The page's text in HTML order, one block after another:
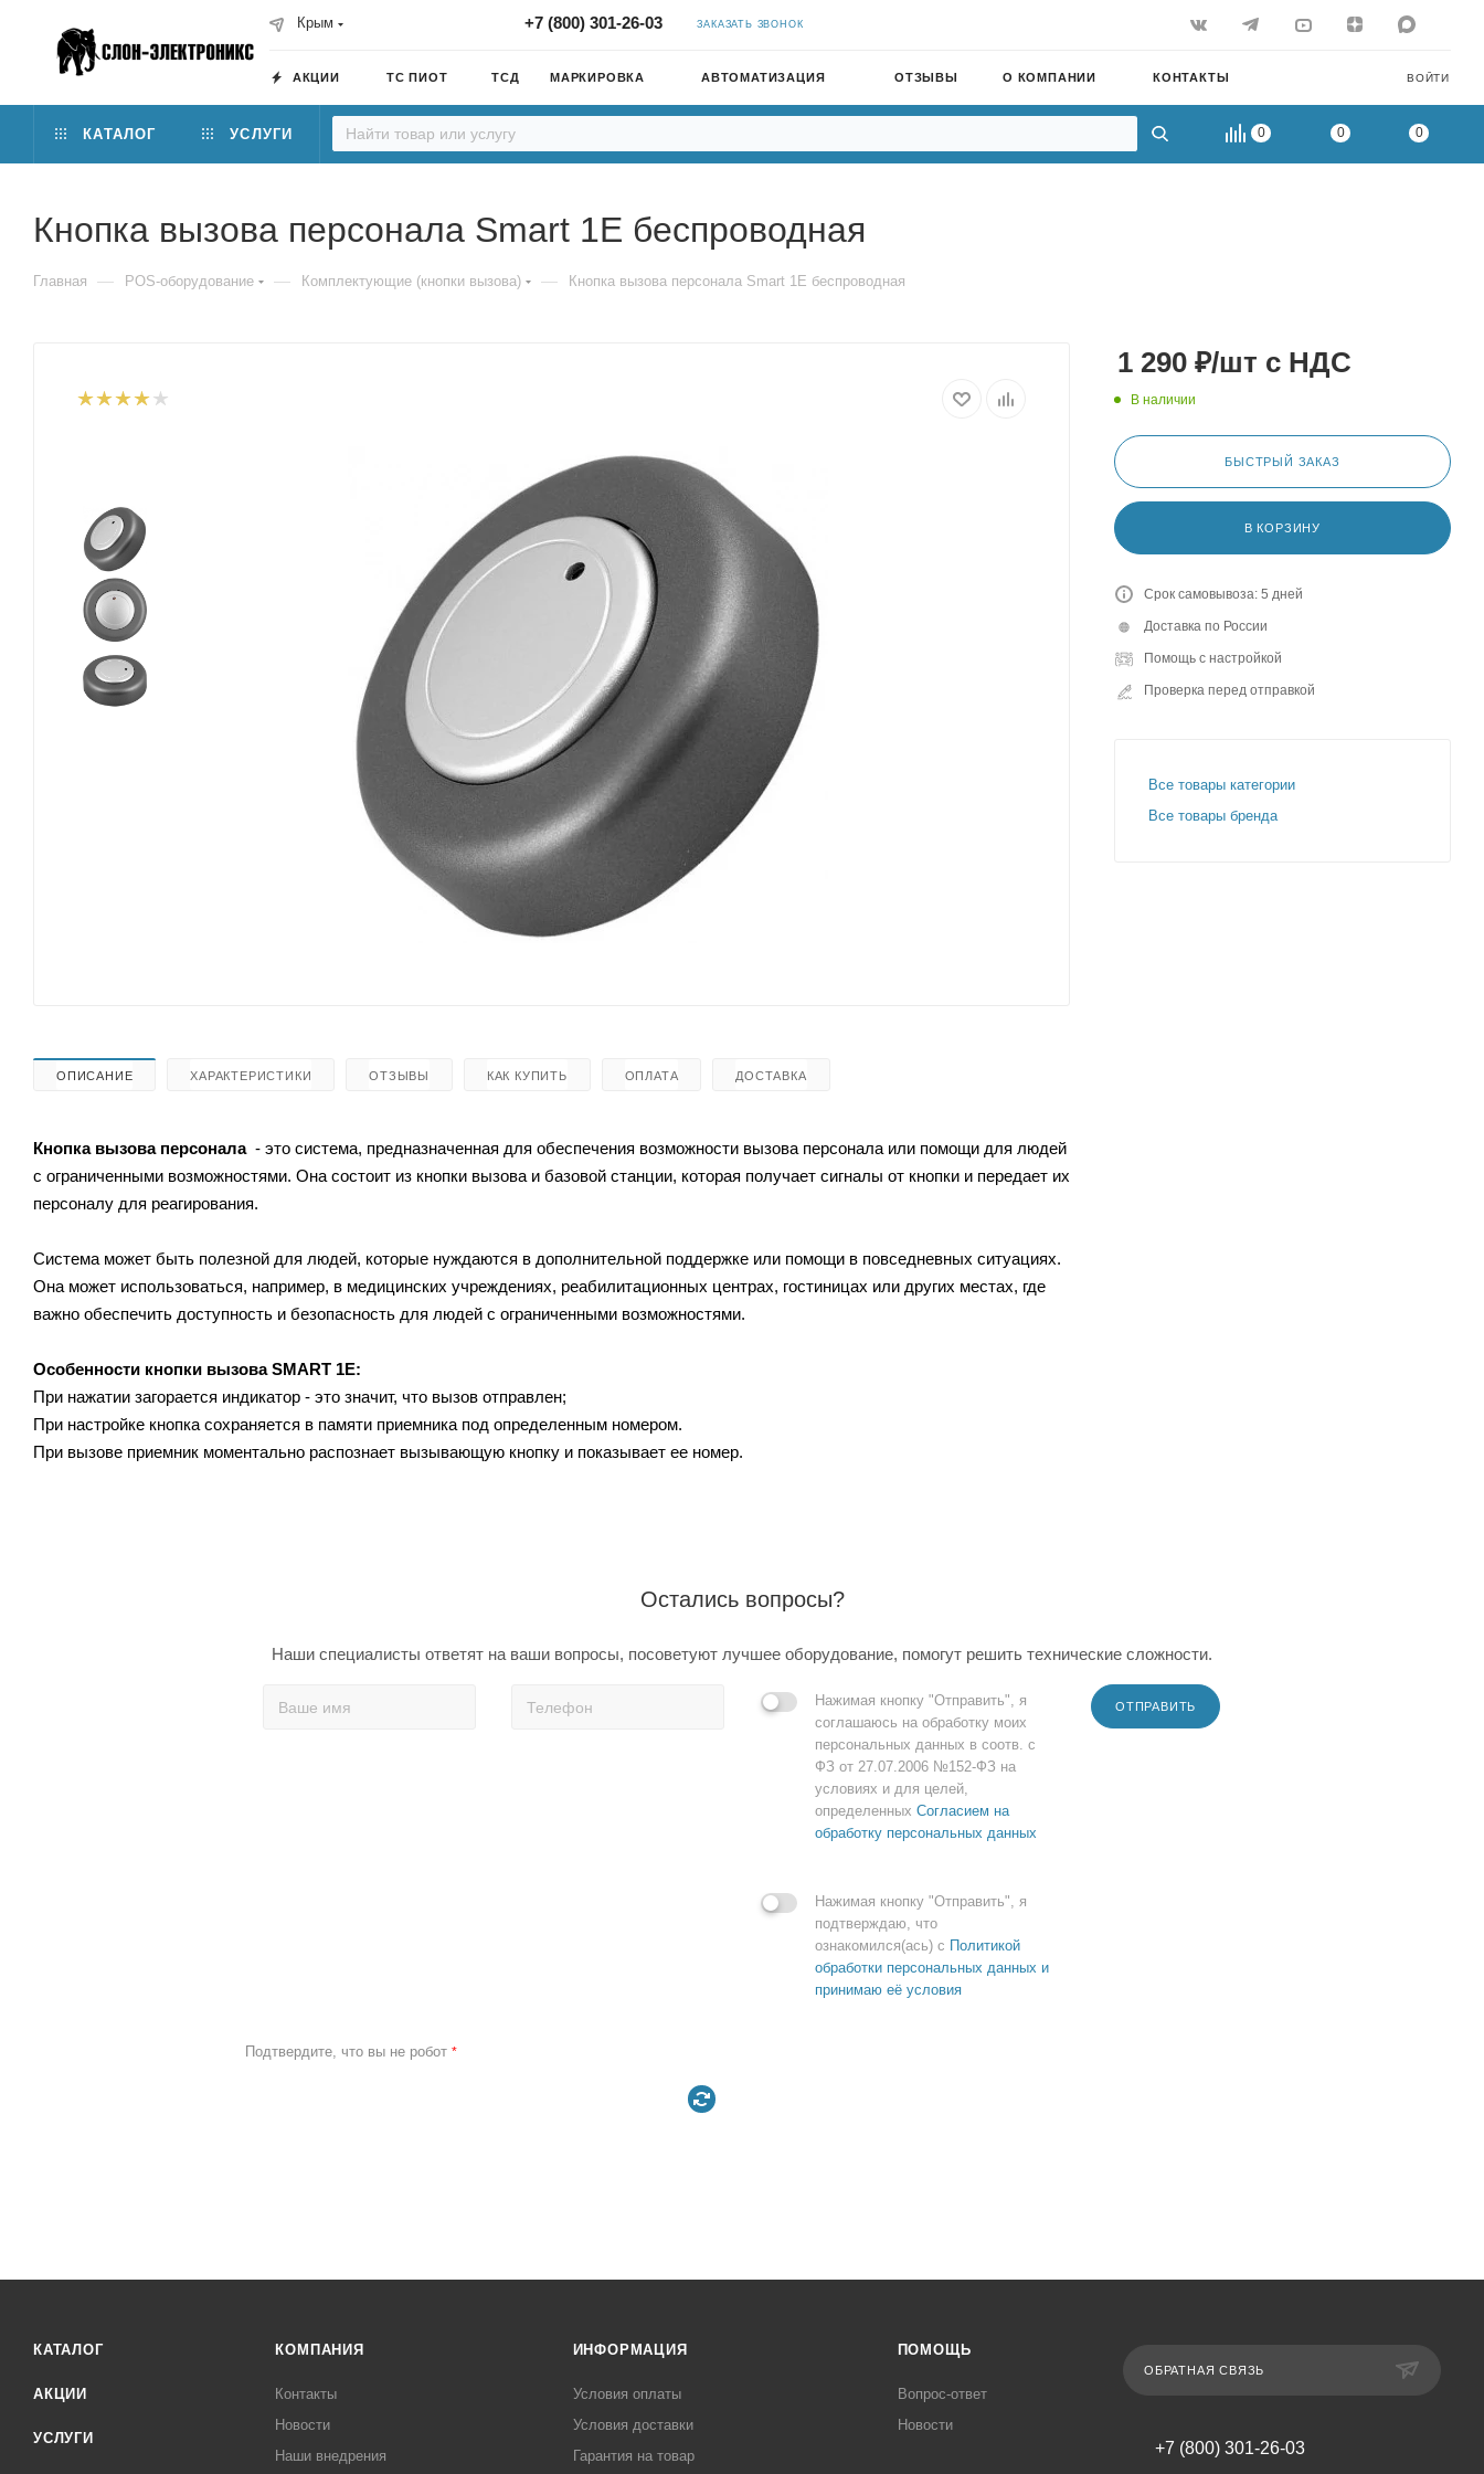
Крым +7 (800) 301-26-03 ЗАКАЗАТЬ ЗВОНОК
ВОЙТИ
АКЦИИ ТС ПИОТ ТСД МАРКИРОВКА АВТОМАТИЗАЦИЯ ОТЗЫВЫ О КОМПАНИИ КОНТАКТЫ
0 0 0
КАТАЛОГ УСЛУГИ
Кнопка вызова персонала Smart 1E беспроводная
Главная — POS-оборудование — Комплектующие (кнопки вызова) — Кнопка вызова персонала Smart 1E беспроводная
ОПИСАНИЕ ХАРАКТЕРИСТИКИ ОТЗЫВЫ КАК КУПИТЬ ОПЛАТА ДОСТАВКА
Кнопка вызова персонала - это система, предназначенная для обеспечения возможности вызова персонала или помощи для людей
с ограниченными возможностями. Она состоит из кнопки вызова и базовой станции, которая получает сигналы от кнопки и передает их
персоналу для реагирования.
Система может быть полезной для людей, которые нуждаются в дополнительной поддержке или помощи в повседневных ситуациях.
Она может использоваться, например, в медицинских учреждениях, реабилитационных центрах, гостиницах или других местах, где
важно обеспечить доступность и безопасность для людей с ограниченными возможностями.
Особенности кнопки вызоваSMART 1E:
При на­жа­тии за­го­ра­ет­ся ин­ди­ка­тор - это значит, что вы­зов от­прав­лен;
При нас­трой­ке кноп­ка сох­ра­ня­ет­ся в па­мя­ти при­ем­ни­ка под оп­ре­де­лен­ным но­ме­ром.
При вызове при­ем­ник мо­мен­таль­но рас­поз­на­ет вы­зы­ва­ющую кноп­ку и показывает ее номер.
1 290 ₽/шт с НДС
В наличии
БЫСТРЫЙ ЗАКАЗ
В КОРЗИНУ
Срок самовывоза: 5 дней
Доставка по России
Помощь с настройкой
Проверка перед отправкой
Все товары категории
Все товары бренда
Остались вопросы?
Наши специалисты ответят на ваши вопросы, посоветуют лучшее оборудование, помогут решить технические сложности.
Нажимая кнопку "Отправить", я
соглашаюсь на обработку моих
персональных данных в соотв. с
ФЗ от 27.07.2006 №152-ФЗ на
условиях и для целей,
определенных Согласием на
обработку персональных данных
Нажимая кнопку "Отправить", я
подтверждаю, что
ознакомился(ась) с Политикой
обработки персональных данных и
принимаю её условия
ОТПРАВИТЬ
Подтвердите, что вы не робот *
КАТАЛОГ
АКЦИИ
УСЛУГИ
КОМПАНИЯ
Контакты
Новости
Наши внедрения
ИНФОРМАЦИЯ
Условия оплаты
Условия доставки
Гарантия на товар
ПОМОЩЬ
Вопрос-ответ
Новости
ОБРАТНАЯ СВЯЗЬ
+7 (800) 301-26-03